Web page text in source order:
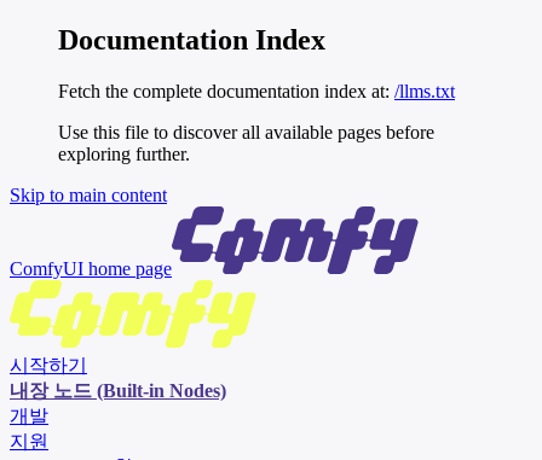
Documentation Index
Fetch the complete documentation index at: /llms.txt
Use this file to discover all available pages before
exploring further.
Skip to main content
ComfyUI home page
시작하기
내장 노드 (Built-in Nodes)
개발
지원